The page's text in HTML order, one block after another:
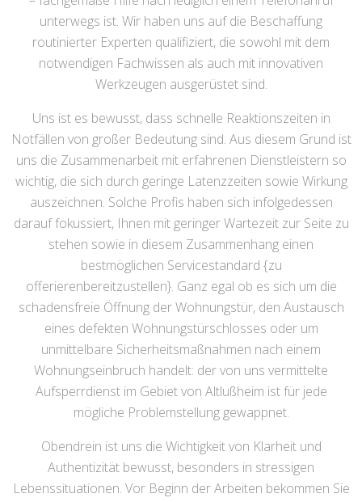
unterwegs ist. Wir haben uns auf die Beschaffung
routinierter Experten qualifiziert, die sowohl mit dem
notwendigen Fachwissen als auch mit innovativen
Werkzeugen ausgerüstet sind.
Uns ist es bewusst, dass schnelle Reaktionszeiten in
Notfällen von großer Bedeutung sind. Aus diesem Grund ist
uns die Zusammenarbeit mit erfahrenen Dienstleistern so
wichtig, die sich durch geringe Latenzzeiten sowie Wirkung
auszeichnen. Solche Profis haben sich infolgedessen
darauf fokussiert, Ihnen mit geringer Wartezeit zur Seite zu
stehen sowie in diesem Zusammenhang einen
bestmöglichen Servicestandard {zu
offerierenbereitzustellen}. Ganz egal ob es sich um die
schadensfreie Öffnung der Wohnungstür, den Austausch
eines defekten Wohnungstürschlosses oder um
unmittelbare Sicherheitsmaßnahmen nach einem
Wohnungseinbruch handelt: der von uns vermittelte
Aufsperrdienst im Gebiet von Altlußheim ist für jede
mögliche Problemstellung gewappnet.
Obendrein ist uns die Wichtigkeit von Klarheit und
Authentizität bewusst, besonders in stressigen
Lebenssituationen. Vor Beginn der Arbeiten bekommen Sie